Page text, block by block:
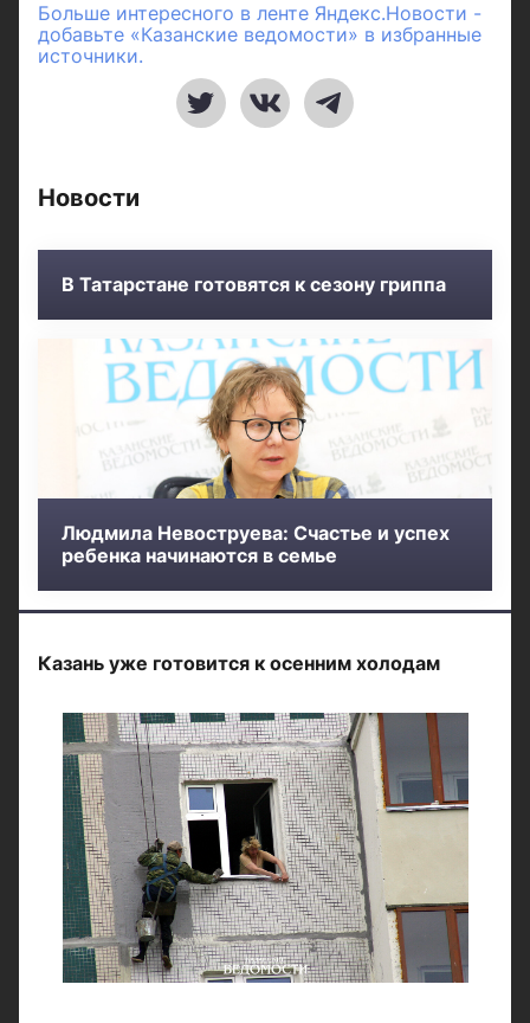
Больше интересного в ленте Яндекс.Новости -
добавьте «Казанские ведомости» в избранные
источники.
Новости
В Татарстане готовятся к сезону гриппа
Людмила Невоструева: Счастье и успех
ребенка начинаются в семье
Казань уже готовится к осенним холодам